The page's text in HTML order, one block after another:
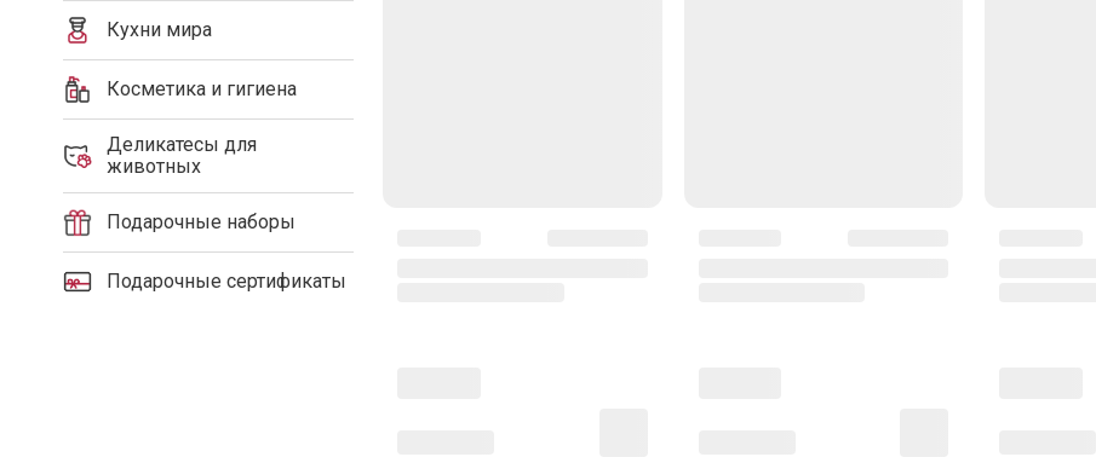
Кухни мира
Косметика и гигиена
Деликатесы для
животных
Подарочные наборы
Подарочные сертификаты